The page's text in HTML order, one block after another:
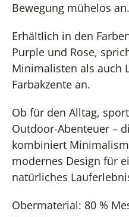
Bewegung mühelos an.
Erhältlich in den
Purple und Rose,
Minimalisten als auch
Farbakzente an.
Ob für den Alltag,
Outdoor-Abenteuer –
kombiniert
modernes Design für
natürliches
Obermaterial: 80 %